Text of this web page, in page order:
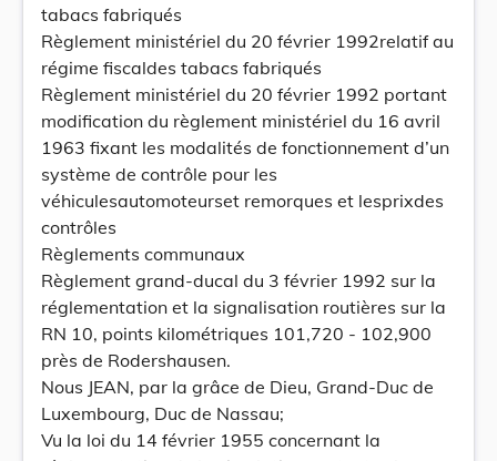
tabacs fabriqués
Règlement ministériel du 20 février 1992relatif au
régime fiscaldes tabacs fabriqués
Règlement ministériel du 20 février 1992 portant
modification du règlement ministériel du 16 avril
1963 fixant les modalités de fonctionnement d’un
système de contrôle pour les
véhiculesautomoteurset remorques et lesprixdes
contrôles
Règlements communaux
Règlement grand-ducal du 3 février 1992 sur la
réglementation et la signalisation routières sur la
RN 10, points kilométriques 101,720 - 102,900
près de Rodershausen.
Nous JEAN, par la grâce de Dieu, Grand-Duc de
Luxembourg, Duc de Nassau;
Vu la loi du 14 février 1955 concernant la